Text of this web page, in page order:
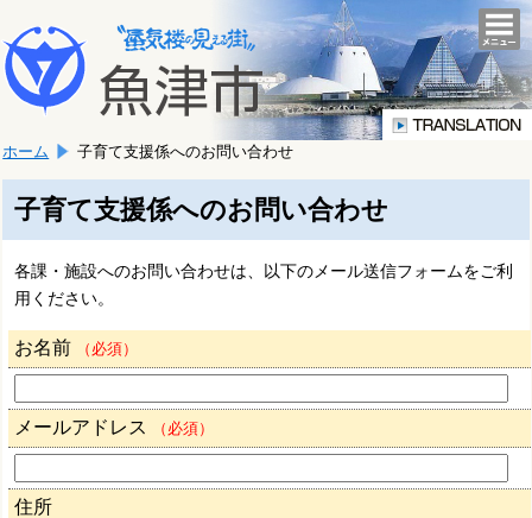
文
へ
移
ま
す。
こ
か
文
で
す。
ホーム 子育て支援係へのお問い合わせ
子育て支援係へのお問い合わせ
各課・施設へのお問い合わせは、以下のメール送信フォームをご利
用ください。
お名前 （必須）
メールアドレス （必須）
住所